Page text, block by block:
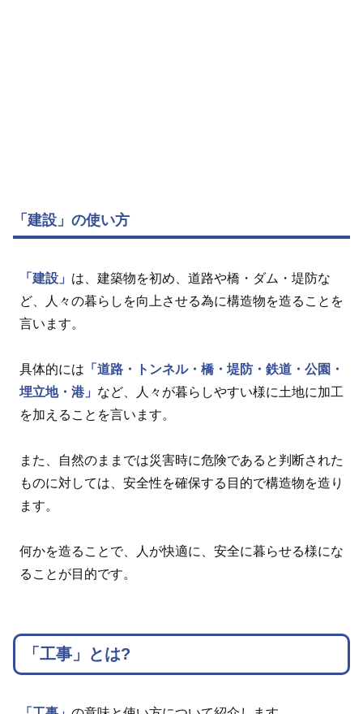
「建設」の使い方
「建設」 は、建築物を初め、道路や橋・ダム・堤防な
ど、人々の暮らしを向上させる為に構造物を造ることを
言います。
具体的には 「道路・トンネル・橋・堤防・鉄道・公園・
埋立地・港」 など、人々が暮らしやすい様に土地に加工
を加えることを言います。
また、自然のままでは災害時に危険であると判断された
ものに対しては、安全性を確保する目的で構造物を造り
ます。
何かを造ることで、人が快適に、安全に暮らせる様にな
ることが目的です。
「工事」とは?